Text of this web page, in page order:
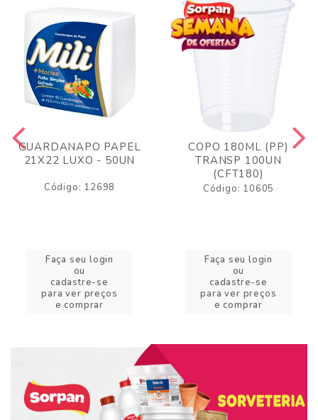
GUARDANAPO PAPEL
21X22 LUXO - 50UN
Código: 12698
Faça seu login
ou
cadastre-se
para ver preços
e comprar
COPO 180ML (PP)
TRANSP 100UN
(CFT180)
Código: 10605
Faça seu login
ou
cadastre-se
para ver preços
e comprar